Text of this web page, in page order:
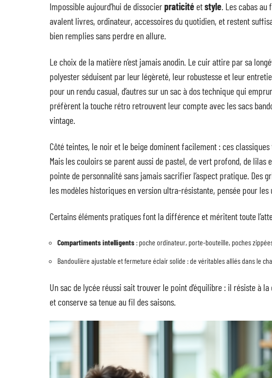
Impossible aujourd’hui de dissocierpraticité etstyle. Les cabas au
avalent livres, ordinateur, accessoires du quotidien, et restent
bien remplies sans perdre en allure.
Le choix de la matière n’est jamais anodin. Le cuir attire par sa
polyester séduisent par leur légèreté, leur robustesse et leur
pour un rendu casual, d’autres sur un sac à dos technique qui
préfèrent la touche rétro retrouvent leur compte avec les sacs
vintage.
Côté teintes, le noir et le beige dominent facilement : ces
Mais les couloirs se parent aussi de pastel, de vert profond, de lilas
pointe de personnalité sans jamais sacrifier l’aspect pratique. Des
les modèles historiques en version ultra-résistante, pensée pour les
Certains éléments pratiques font la différence et méritent toute
Compartiments intelligents : poche ordinateur, porte-bouteille, poches
Bandoulière ajustable et fermeture éclair solide : de véritables alliés dans le
Un sac de lycée réussi sait trouver le point d’équilibre : il résiste à
et conserve sa tenue au fil des saisons.